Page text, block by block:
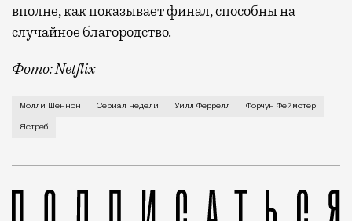
вполне, как показывает финал, способны на
случайное благородство.
Фото: Netflix
Когда-то Лонни Хокинс (Уилл Феррелл) был
Молли Шеннон Сериал недели Уилл Феррелл Форчун Феймстер
Ястреб